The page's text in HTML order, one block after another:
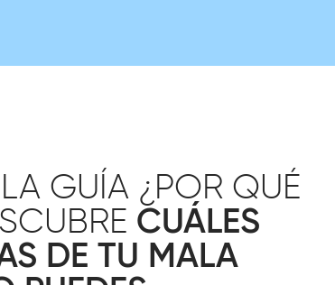
GUÍA ¿POR QUÉ
CUÁLES
DE TU MALA